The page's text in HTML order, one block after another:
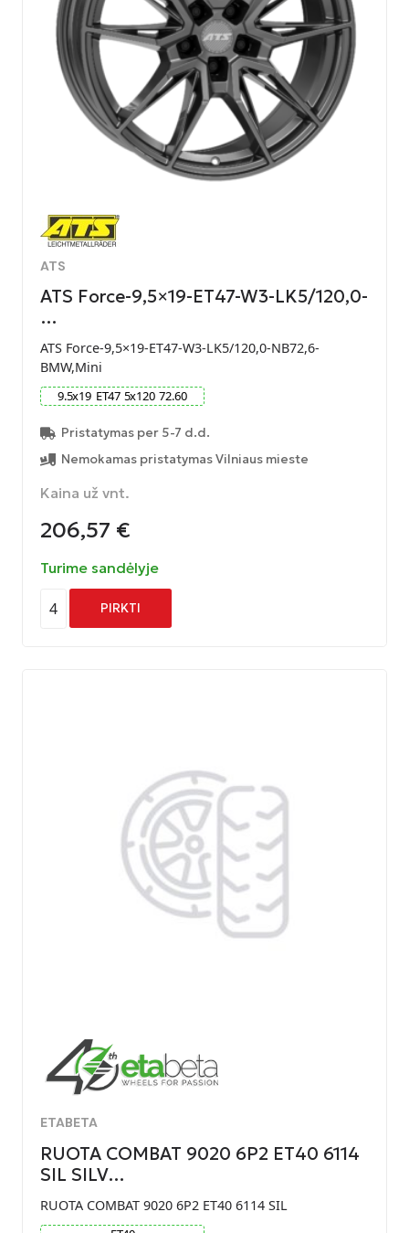
ATS
ATS Force-9,5×19-ET47-W3-LK5/120,0-
…
ATS Force-9,5×19-ET47-W3-LK5/120,0-NB72,6-
BMW,Mini
9.5x19 ET47 5x120 72.60
Pristatymas per 5-7 d.d.
Nemokamas pristatymas Vilniaus mieste
Kaina už vnt.
206,57 €
Turime sandėlyje
4 PIRKTI
ETABETA
RUOTA COMBAT 9020 6P2 ET40 6114
SIL SILV…
RUOTA COMBAT 9020 6P2 ET40 6114 SIL